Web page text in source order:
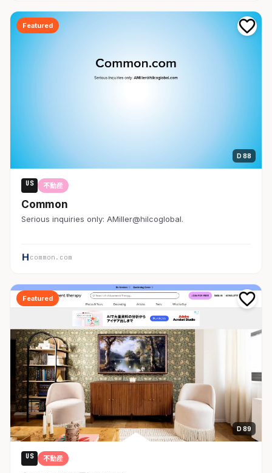
Featured
D 88
US 不動産
Common
Serious inquiries only: AMiller@hilcoglobal.
common.com
Featured
D 89
US 不動産